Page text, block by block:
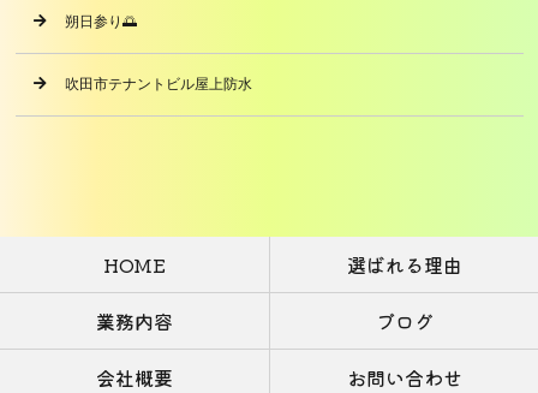
朔日参り🌅
吹田市テナントビル屋上防水
HOME
選ばれる理由
業務内容
ブログ
会社概要
お問い合わせ